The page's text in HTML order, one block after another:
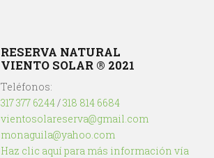
RESERVA NATURAL
VIENTO SOLAR ® 2021
Teléfonos:
317 377 6244/318 814 6684
vientosolareserva@gmail.com
monaguila@yahoo.com
Haz clic aquí para más información vía